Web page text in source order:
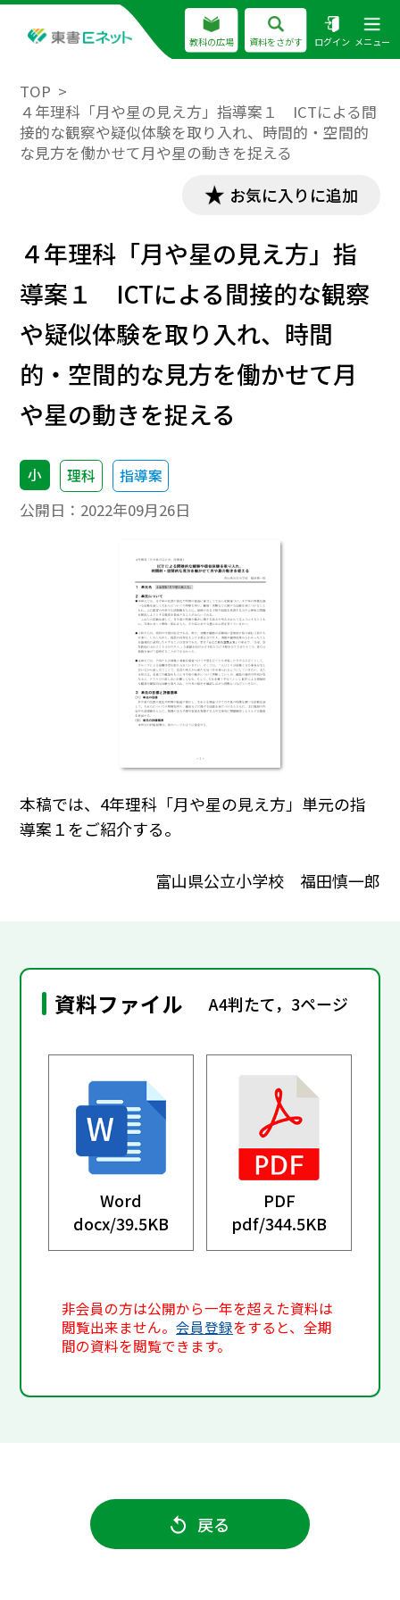
教科の広場 資料をさがす ログイン メニュー
TOP
４年理科「月や星の見え方」指導案１ ICTによる間
接的な観察や疑似体験を取り入れ、時間的・空間的
な見方を働かせて月や星の動きを捉える
お気に入りに追加
４年理科「月や星の見え方」指
導案１ ICTによる間接的な観察
や疑似体験を取り入れ、時間
的・空間的な見方を働かせて月
や星の動きを捉える
小 理科 指導案
公開日： 2022年09月26日
本稿では、4年理科「月や星の見え方」単元の指
導案１をご紹介する。
富山県公立小学校 福田慎一郎
資料ファイル A4判たて，3ページ
Word
docx/39.5KB
PDF
pdf/344.5KB
非会員の方は公開から一年を超えた資料は
閲覧出来ません。会員登録をすると、全期
間の資料を閲覧できます。
戻る